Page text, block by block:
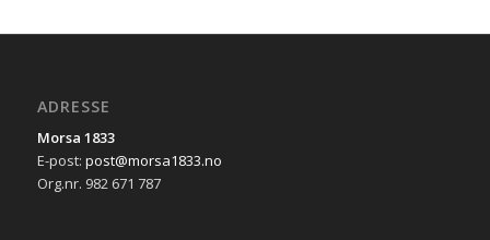
ADRESSE
Morsa 1833
E-post: post@morsa1833.no
Org.nr. 982 671 787